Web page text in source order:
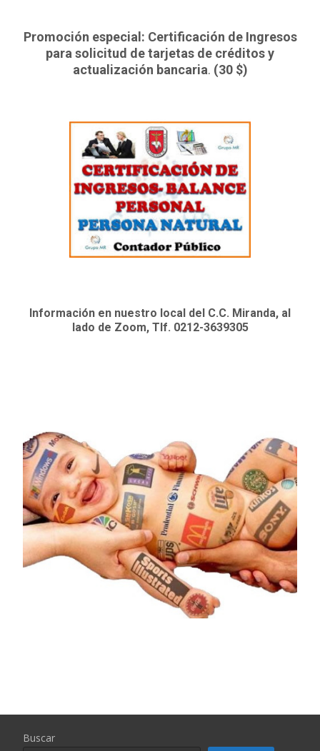
Promoción especial: Certificación de Ingresos
para solicitud de tarjetas de créditos y
actualización bancaria. (30 $)
Información en nuestro local del C.C. Miranda, al
lado de Zoom, Tlf. 0212-3639305
Buscar